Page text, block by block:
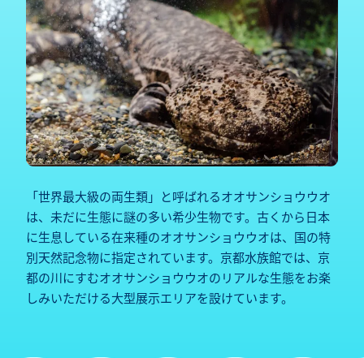
「世界最大級の両生類」と呼ばれるオオサンショウウオ
は、未だに生態に謎の多い希少生物です。古くから日本
に生息している在来種のオオサンショウウオは、国の特
別天然記念物に指定されています。京都水族館では、京
都の川にすむオオサンショウウオのリアルな生態をお楽
しみいただける大型展示エリアを設けています。